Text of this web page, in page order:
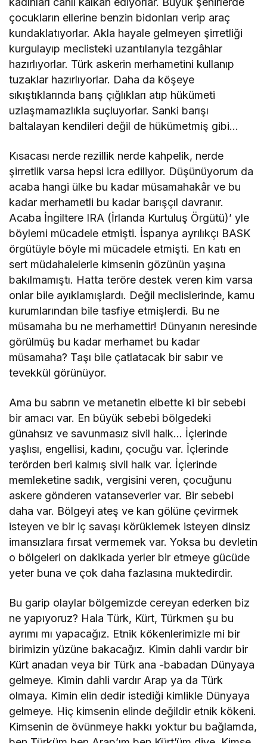
çocukların ellerine benzin bidonları verip araç
kundaklatıyorlar. Akla hayale gelmeyen şirretliği
kurgulayıp meclisteki uzantılarıyla tezgâhlar
hazırlıyorlar. Türk askerin merhametini kullanıp
tuzaklar hazırlıyorlar. Daha da köşeye
sıkıştıklarında barış çığlıkları atıp hükümeti
uzlaşmamazlıkla suçluyorlar. Sanki barışı
baltalayan kendileri değil de hükümetmiş gibi…
Kısacası nerde rezillik nerde kahpelik, nerde
şirretlik varsa hepsi icra ediliyor. Düşünüyorum da
acaba hangi ülke bu kadar müsamahakâr ve bu
kadar merhametli bu kadar barışçıl davranır.
Acaba İngiltere IRA (İrlanda Kurtuluş Örgütü)’ yle
böylemi mücadele etmişti. İspanya ayrılıkçı BASK
örgütüyle böyle mi mücadele etmişti. En katı en
sert müdahalelerle kimsenin gözünün yaşına
bakılmamıştı. Hatta teröre destek veren kim varsa
onlar bile ayıklamışlardı. Değil meclislerinde, kamu
kurumlarından bile tasfiye etmişlerdi. Bu ne
müsamaha bu ne merhamettir! Dünyanın neresinde
görülmüş bu kadar merhamet bu kadar
müsamaha? Taşı bile çatlatacak bir sabır ve
tevekkül görünüyor.
Ama bu sabrın ve metanetin elbette ki bir sebebi
bir amacı var. En büyük sebebi bölgedeki
günahsız ve savunmasız sivil halk… İçlerinde
yaşlısı, engellisi, kadını, çocuğu var. İçlerinde
terörden beri kalmış sivil halk var. İçlerinde
memleketine sadık, vergisini veren, çocuğunu
askere gönderen vatanseverler var. Bir sebebi
daha var. Bölgeyi ateş ve kan gölüne çevirmek
isteyen ve bir iç savaşı körüklemek isteyen dinsiz
imansızlara fırsat vermemek var. Yoksa bu devletin
o bölgeleri on dakikada yerler bir etmeye gücüde
yeter buna ve çok daha fazlasına muktedirdir.
Bu garip olaylar bölgemizde cereyan ederken biz
ne yapıyoruz? Hala Türk, Kürt, Türkmen şu bu
ayrımı mı yapacağız. Etnik kökenlerimizle mi bir
birimizin yüzüne bakacağız. Kimin dahli vardır bir
Kürt anadan veya bir Türk ana -babadan Dünyaya
gelmeye. Kimin dahli vardır Arap ya da Türk
olmaya. Kimin elin dedir istediği kimlikle Dünyaya
gelmeye. Hiç kimsenin elinde değildir etnik kökeni.
Kimsenin de övünmeye hakkı yoktur bu bağlamda,